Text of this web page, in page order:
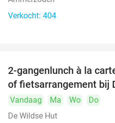
Verkocht: 404
2-gangenlunch à la
of fietsarrangement bij
Vandaag Ma Wo
Do
De Wildse Hut